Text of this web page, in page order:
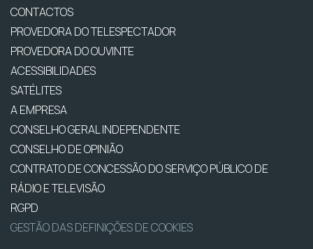
CONTACTOS
PROVEDORA DO TELESPECTADOR
PROVEDORA DO OUVINTE
ACESSIBILIDADES
SATÉLITES
A EMPRESA
CONSELHO GERAL INDEPENDENTE
CONSELHO DE OPINIÃO
CONTRATO DE CONCESSÃO DO SERVIÇO PÚBLICO DE
RÁDIO E TELEVISÃO
RGPD
GESTÃO DAS DEFINIÇÕES DE COOKIES